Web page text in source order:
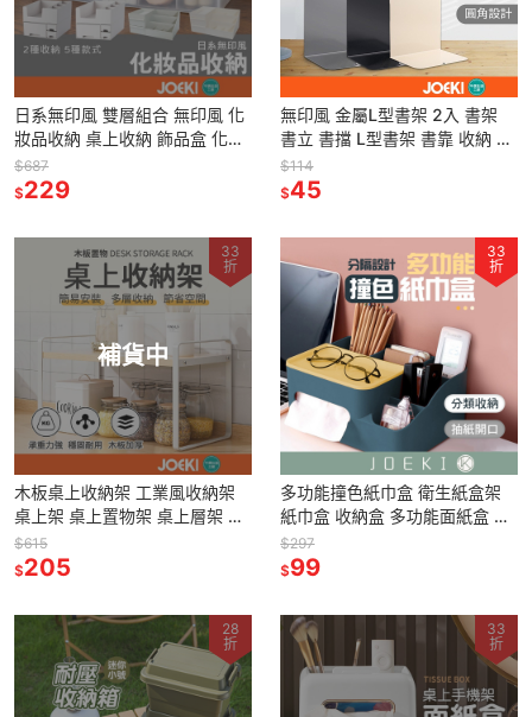
日系無印風 雙層組合 無印風 化
妝品收納 桌上收納 飾品盒 化妝
盒 彩妝盒 收納盒 置物盒
【SN0125】
$687
$229
無印風 金屬L型書架 2入 書架
書立 書擋 L型書架 書靠 收納 桌
上書架 活動書架 桌上收納
WJ0055
$114
$45
補貨中
33
折
木板桌上收納架 工業風收納架
桌上架 桌上置物架 桌上層架 文
具架 桌面收納架 桌上收納 木頭
收納架【SN0308】
$615
$205
33
折
多功能撞色紙巾盒 衛生紙盒架
紙巾盒 收納盒 多功能面紙盒 桌
上收納 簡約 質感 收納盒 置物盒
【JJ0144】
$297
$99
28
折
33
折